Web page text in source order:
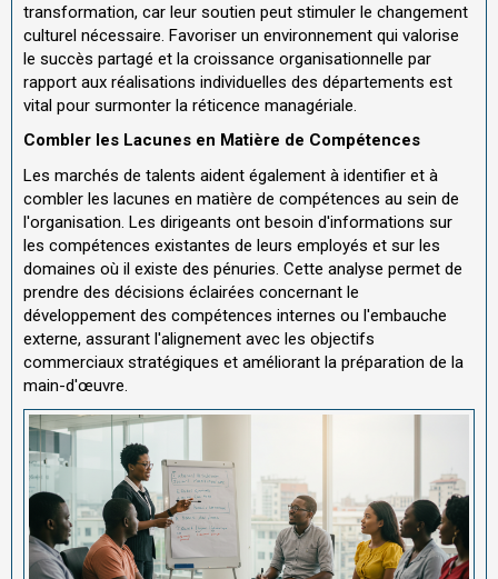
transformation, car leur soutien peut stimuler le changement
culturel nécessaire. Favoriser un environnement qui valorise
le succès partagé et la croissance organisationnelle par
rapport aux réalisations individuelles des départements est
vital pour surmonter la réticence managériale.
Combler les Lacunes en Matière de Compétences
Les marchés de talents aident également à identifier et à
combler les lacunes en matière de compétences au sein de
l'organisation. Les dirigeants ont besoin d'informations sur
les compétences existantes de leurs employés et sur les
domaines où il existe des pénuries. Cette analyse permet de
prendre des décisions éclairées concernant le
développement des compétences internes ou l'embauche
externe, assurant l'alignement avec les objectifs
commerciaux stratégiques et améliorant la préparation de la
main-d'œuvre.